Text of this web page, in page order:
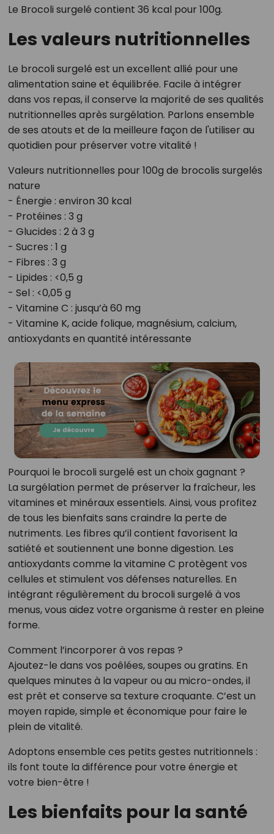
Le Brocoli surgelé contient 36 kcal pour 100g.
Les valeurs nutritionnelles
Le brocoli surgelé est un excellent allié pour une
alimentation saine et équilibrée. Facile à intégrer
dans vos repas, il conserve la majorité de ses qualités
nutritionnelles après surgélation. Parlons ensemble
de ses atouts et de la meilleure façon de l'utiliser au
quotidien pour préserver votre vitalité !
Valeurs nutritionnelles pour 100g de brocolis surgelés
nature
- Énergie : environ 30 kcal
- Protéines : 3 g
- Glucides : 2 à 3 g
- Sucres : 1 g
- Fibres : 3 g
- Lipides : <0,5 g
- Sel : <0,05 g
- Vitamine C : jusqu’à 60 mg
- Vitamine K, acide folique, magnésium, calcium,
antioxydants en quantité intéressante
Pourquoi le brocoli surgelé est un choix gagnant ?
La surgélation permet de préserver la fraîcheur, les
vitamines et minéraux essentiels. Ainsi, vous profitez
de tous les bienfaits sans craindre la perte de
nutriments. Les fibres qu’il contient favorisent la
satiété et soutiennent une bonne digestion. Les
antioxydants comme la vitamine C protègent vos
cellules et stimulent vos défenses naturelles. En
intégrant régulièrement du brocoli surgelé à vos
menus, vous aidez votre organisme à rester en pleine
forme.
Comment l’incorporer à vos repas ?
Ajoutez-le dans vos poêlées, soupes ou gratins. En
quelques minutes à la vapeur ou au micro-ondes, il
est prêt et conserve sa texture croquante. C’est un
moyen rapide, simple et économique pour faire le
plein de vitalité.
Adoptons ensemble ces petits gestes nutritionnels :
ils font toute la différence pour votre énergie et
votre bien-être !
Les bienfaits pour la santé